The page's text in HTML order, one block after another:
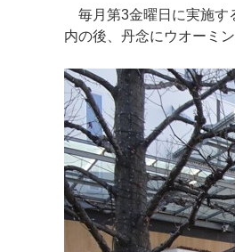
毎月第3金曜日に実施す
内の後、丹念にウオーミ